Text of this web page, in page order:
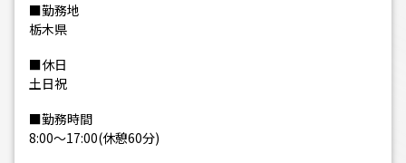
■勤務地
栃木県
■休日
土日祝
■勤務時間
8:00～17:00(休憩60分)